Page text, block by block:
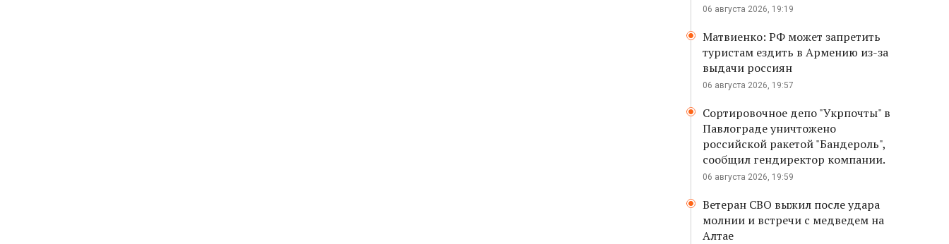
06 августа 2026, 19:19
Матвиенко: РФ может запретить
туристам ездить в Армению из-за
выдачи россиян
06 августа 2026, 19:57
Сортировочное депо "Укрпочты" в
Павлограде уничтожено
российской ракетой "Бандероль",
сообщил гендиректор компании.
06 августа 2026, 19:59
Ветеран СВО выжил после удара
молнии и встречи с медведем на
Алтае